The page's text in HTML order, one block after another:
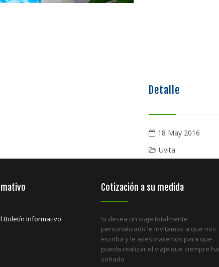
Detalle
18 May 2016
Uvita
Boletín Informativo
Cotización a su medida
Si desea un viaje totalmente
personalizado le invitamos a que nos
escriba y le asesoraremos para que
pueda realizar el viaje que siempre ha
soñado